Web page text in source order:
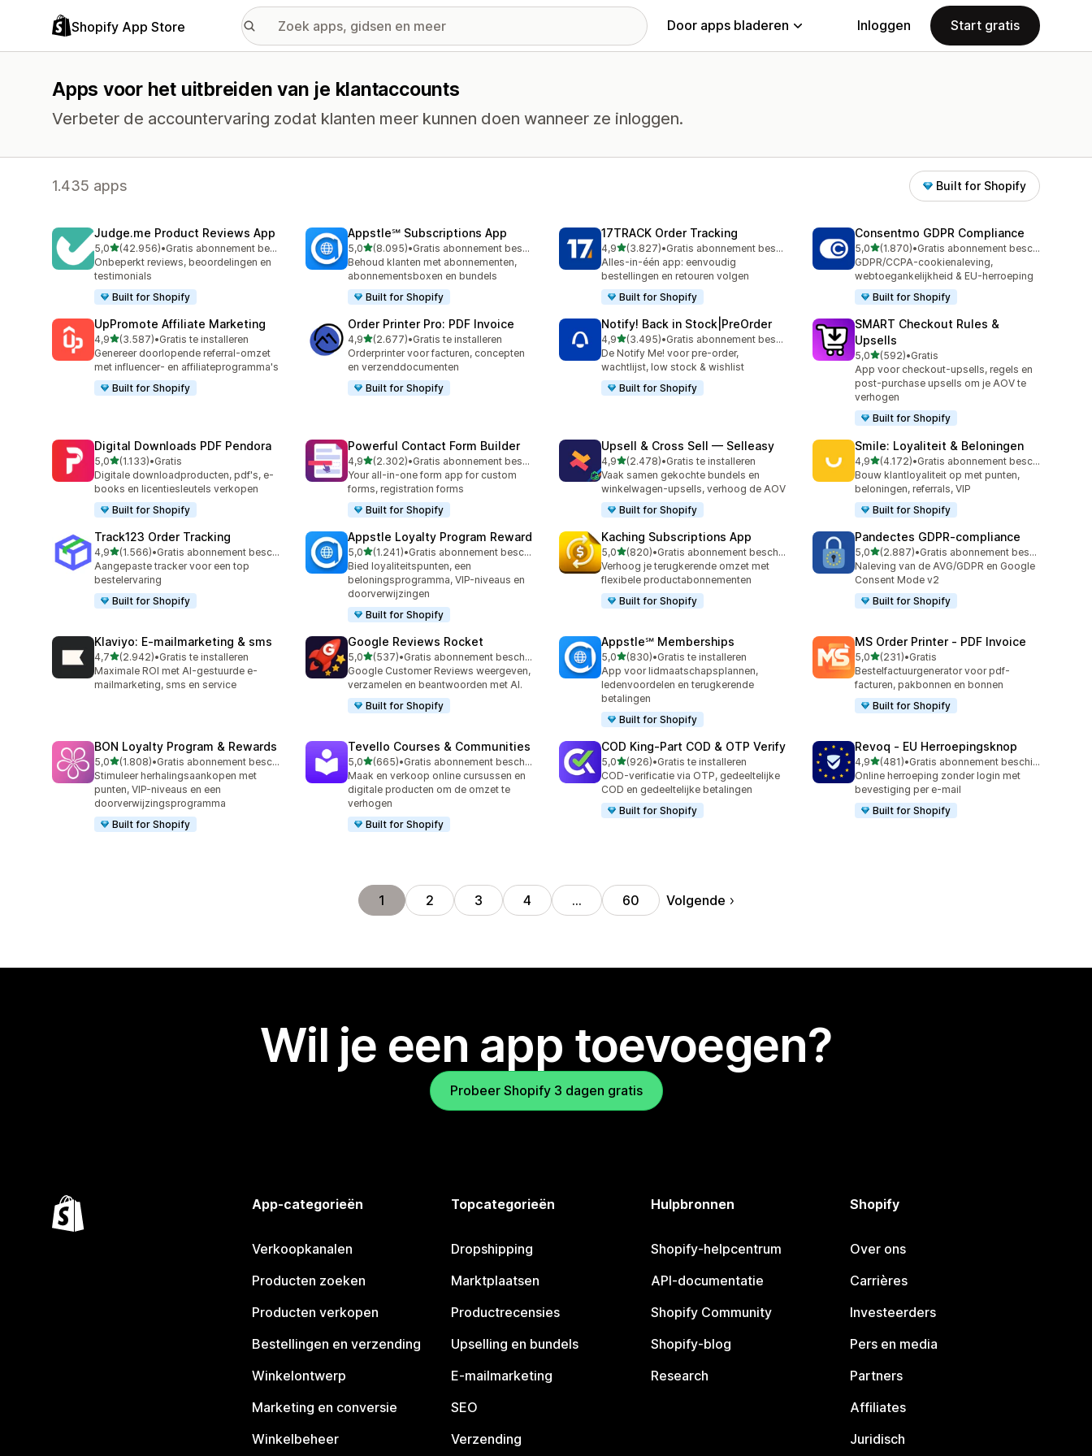
Shopify App Store Door apps bladeren Inloggen Start gratis
Apps voor het uitbreiden van je klantaccounts
Verbeter de accountervaring zodat klanten meer kunnen doen wanneer ze inloggen.
1.435 apps Built for Shopify
Judge.me Product Reviews App
5,0van 5 sterren
(42.956)
42956 recensies in totaal
•
Gratis abonnement beschikbaar
Onbeperkt reviews, beoordelingen en
testimonials
Built for Shopify
Appstle℠ Subscriptions App
5,0van 5 sterren
(8.095)
8095 recensies in totaal
•
Gratis abonnement beschikbaar
Behoud klanten met abonnementen,
abonnementsboxen en bundels
Built for Shopify
17TRACK Order Tracking
4,9van 5 sterren
(3.827)
3827 recensies in totaal
•
Gratis abonnement beschikbaar
Alles-in-één app: eenvoudig
bestellingen en retouren volgen
Built for Shopify
Consentmo GDPR Compliance
5,0van 5 sterren
(1.870)
1870 recensies in totaal
•
Gratis abonnement beschikbaar
GDPR/CCPA-cookienaleving,
webtoegankelijkheid & EU-herroeping
Built for Shopify
UpPromote Affiliate Marketing
4,9van 5 sterren
(3.587)
3587 recensies in totaal
•Gratis te installeren
Genereer doorlopende referral-omzet
met influencer- en affiliateprogramma's
Built for Shopify
Order Printer Pro: PDF Invoice
4,9van 5 sterren
(2.677)
2677 recensies in totaal
•Gratis te installeren
Orderprinter voor facturen, concepten
en verzenddocumenten
Built for Shopify
Notify! Back in Stock|PreOrder
4,9van 5 sterren
(3.495)
3495 recensies in totaal
•
Gratis abonnement beschikbaar
De Notify Me! voor pre-order,
wachtlijst, low stock & wishlist
Built for Shopify
SMART Checkout Rules &
Upsells
5,0van 5 sterren
(592)
592 recensies in totaal
•Gratis
App voor checkout-upsells, regels en
post-purchase upsells om je AOV te
verhogen
Built for Shopify
Digital Downloads PDF Pendora
5,0van 5 sterren
(1.133)
1133 recensies in totaal
•Gratis
Digitale downloadproducten, pdf's, e-
books en licentiesleutels verkopen
Built for Shopify
Powerful Contact Form Builder
4,9van 5 sterren
(2.302)
2302 recensies in totaal
•
Gratis abonnement beschikbaar
Your all-in-one form app for custom
forms, registration forms
Built for Shopify
Upsell & Cross Sell — Selleasy
4,9van 5 sterren
(2.478)
2478 recensies in totaal
•Gratis te installeren
Vaak samen gekochte bundels en
winkelwagen-upsells, verhoog de AOV
Built for Shopify
Smile: Loyaliteit & Beloningen
4,9van 5 sterren
(4.172)
4172 recensies in totaal
•
Gratis abonnement beschikbaar
Bouw klantloyaliteit op met punten,
beloningen, referrals, VIP
Built for Shopify
Track123 Order Tracking
4,9van 5 sterren
(1.566)
1566 recensies in totaal
•
Gratis abonnement beschikbaar
Aangepaste tracker voor een top
bestelervaring
Built for Shopify
Appstle Loyalty Program Reward
5,0van 5 sterren
(1.241)
1241 recensies in totaal
•
Gratis abonnement beschikbaar
Bied loyaliteitspunten, een
beloningsprogramma, VIP-niveaus en
doorverwijzingen
Built for Shopify
Kaching Subscriptions App
5,0van 5 sterren
(820)
820 recensies in totaal
•
Gratis abonnement beschikbaar
Verhoog je terugkerende omzet met
flexibele productabonnementen
Built for Shopify
Pandectes GDPR‑compliance
5,0van 5 sterren
(2.887)
2887 recensies in totaal
•
Gratis abonnement beschikbaar
Naleving van de AVG/GDPR en Google
Consent Mode v2
Built for Shopify
Klaviyo: E‑mailmarketing & sms
4,7van 5 sterren
(2.942)
2942 recensies in totaal
•Gratis te installeren
Maximale ROI met AI-gestuurde e-
mailmarketing, sms en service
Google Reviews Rocket
5,0van 5 sterren
(537)
537 recensies in totaal
•
Gratis abonnement beschikbaar
Google Customer Reviews weergeven,
verzamelen en beantwoorden met AI.
Built for Shopify
Appstle℠ Memberships
5,0van 5 sterren
(830)
830 recensies in totaal
•Gratis te installeren
App voor lidmaatschapsplannen,
ledenvoordelen en terugkerende
betalingen
Built for Shopify
MS Order Printer ‑ PDF Invoice
5,0van 5 sterren
(231)
231 recensies in totaal
•Gratis
Bestelfactuurgenerator voor pdf-
facturen, pakbonnen en bonnen
Built for Shopify
BON Loyalty Program & Rewards
5,0van 5 sterren
(1.808)
1808 recensies in totaal
•
Gratis abonnement beschikbaar
Stimuleer herhalingsaankopen met
punten, VIP-niveaus en een
doorverwijzingsprogramma
Built for Shopify
Tevello Courses & Communities
5,0van 5 sterren
(665)
665 recensies in totaal
•
Gratis abonnement beschikbaar
Maak en verkoop online cursussen en
digitale producten om de omzet te
verhogen
Built for Shopify
COD King‑Part COD & OTP Verify
5,0van 5 sterren
(926)
926 recensies in totaal
•Gratis te installeren
COD-verificatie via OTP, gedeeltelijke
COD en gedeeltelijke betalingen
Built for Shopify
Revoq ‑ EU Herroepingsknop
4,9van 5 sterren
(481)
481 recensies in totaal
•
Gratis abonnement beschikbaar
Online herroeping zonder login met
bevestiging per e-mail
Built for Shopify
1 2 3 4 … 60 Volgende
Wil je een app toevoegen?
Probeer Shopify 3 dagen gratis
App-categorieën
Verkoopkanalen
Producten zoeken
Producten verkopen
Bestellingen en verzending
Winkelontwerp
Marketing en conversie
Winkelbeheer
Topcategorieën
Dropshipping
Marktplaatsen
Productrecensies
Upselling en bundels
E-mailmarketing
SEO
Verzending
Hulpbronnen
Shopify-helpcentrum
API-documentatie
Shopify Community
Shopify-blog
Research
Shopify
Over ons
Carrières
Investeerders
Pers en media
Partners
Affiliates
Juridisch